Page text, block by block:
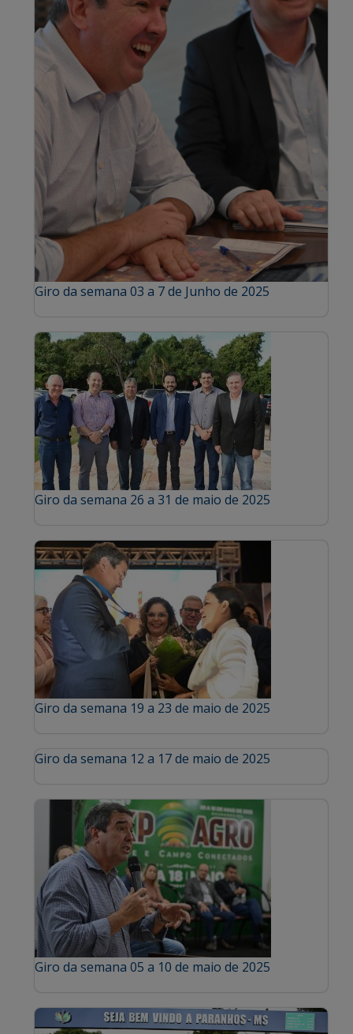
Giro da semana 03 a 7 de Junho de 2025
Giro da semana 26 a 31 de maio de 2025
Giro da semana 19 a 23 de maio de 2025
Giro da semana 12 a 17 de maio de 2025
Giro da semana 05 a 10 de maio de 2025